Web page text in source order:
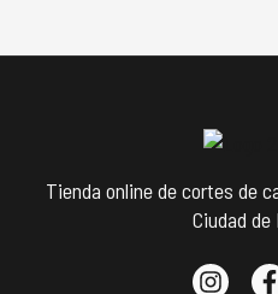
Tienda online de cortes de
Ciudad de